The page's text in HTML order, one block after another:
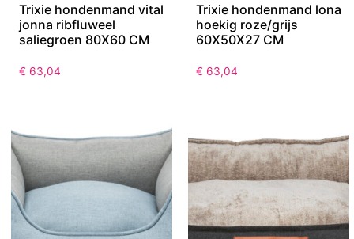
Trixie hondenmand vital
jonna ribfluweel
saliegroen 80X60 CM
€ 63,04
Trixie hondenmand lona
hoekig roze/grijs
60X50X27 CM
€ 63,04